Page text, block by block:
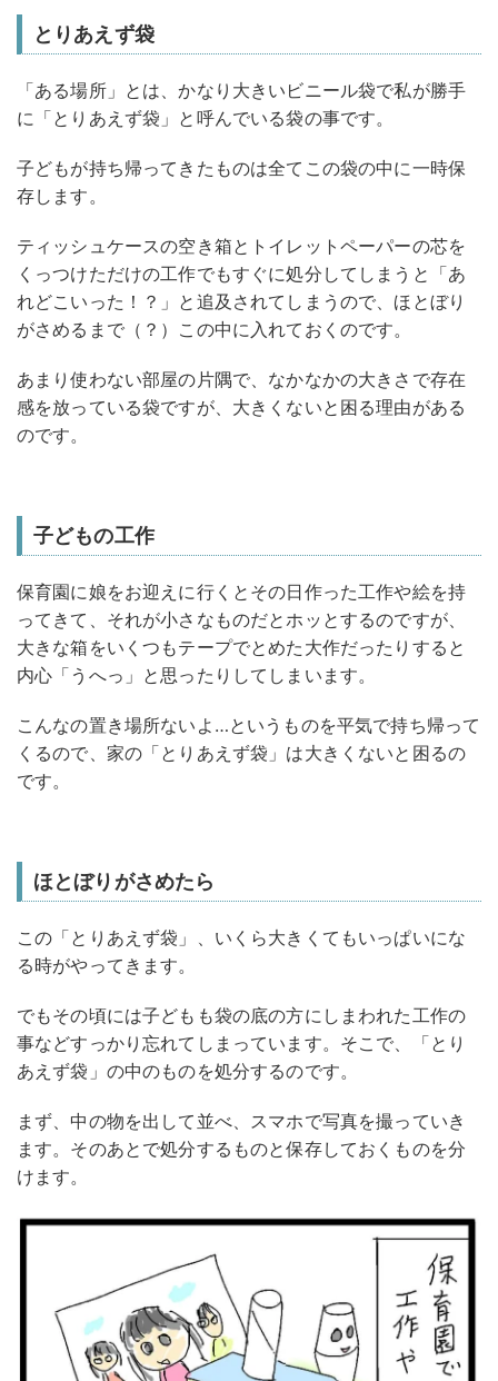
とりあえず袋
「ある場所」とは、かなり大きいビニール袋で私が勝手
に「とりあえず袋」と呼んでいる袋の事です。
子どもが持ち帰ってきたものは全てこの袋の中に一時保
存します。
ティッシュケースの空き箱とトイレットペーパーの芯を
くっつけただけの工作でもすぐに処分してしまうと「あ
れどこいった！？」と追及されてしまうので、ほとぼり
がさめるまで（？）この中に入れておくのです。
あまり使わない部屋の片隅で、なかなかの大きさで存在
感を放っている袋ですが、大きくないと困る理由がある
のです。
子どもの工作
保育園に娘をお迎えに行くとその日作った工作や絵を持
ってきて、それが小さなものだとホッとするのですが、
大きな箱をいくつもテープでとめた大作だったりすると
内心「うへっ」と思ったりしてしまいます。
こんなの置き場所ないよ…というものを平気で持ち帰って
くるので、家の「とりあえず袋」は大きくないと困るの
です。
ほとぼりがさめたら
この「とりあえず袋」、いくら大きくてもいっぱいにな
る時がやってきます。
でもその頃には子どもも袋の底の方にしまわれた工作の
事などすっかり忘れてしまっています。そこで、「とり
あえず袋」の中のものを処分するのです。
まず、中の物を出して並べ、スマホで写真を撮っていき
ます。そのあとで処分するものと保存しておくものを分
けます。